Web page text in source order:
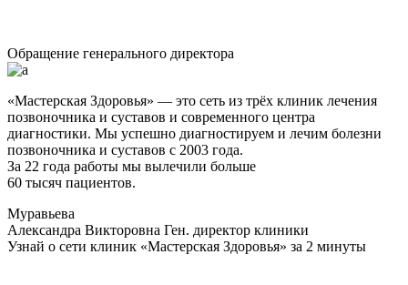
Обращение генерального директора
«Мастерская Здоровья» — это сеть из трёх клиник лечения
позвоночника и суставов и современного центра
диагностики. Мы успешно диагностируем и лечим болезни
позвоночника и суставов с 2003 года.
За 22 года работы мы вылечили больше
60 тысяч пациентов.
Муравьева
Александра Викторовна Ген. директор клиники
Узнай о сети клиник «Мастерская Здоровья» за 2 минуты